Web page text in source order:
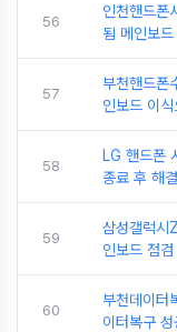
56
인천핸드폰
됨 메인보
57
부천핸드폰
인보드 이
58
LG 핸드폰
종료 후 해
59
삼성갤럭시
인보드 점
60
부천데이터
이터복구 성